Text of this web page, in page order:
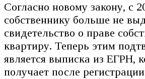
Согласно новому закону, с
собственнику больше не
свидетельство о праве
квартиру. Теперь этим
является выписка из ЕГРН,
получает после